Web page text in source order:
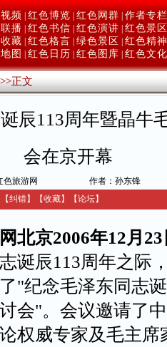
频 红色博览 红色网群 作者专栏
播 红色书信 红色演讲 红色景区
藏 红色格言 绿色景区
红色精神
图
红色日历 红色图库 红色文化
>>正文
辰113周年暨晶牛
会在京开幕
色旅游网
作者：孙东锋
【纠错】 【收藏】 【论坛】
北京2006年12月
诞辰113周年之际
"纪念毛泽东同志
会"。会议邀请了
权威专家及毛主席